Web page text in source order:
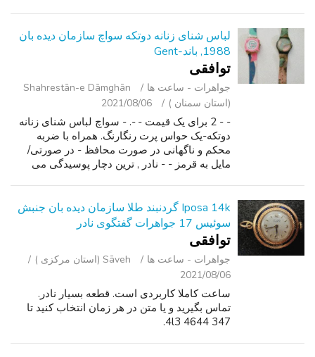
لباس شنای زنانه دوتکه سواچ سازمان دیده بان
1988, باند-Gent
توافقی
جواهرات - ساعت ‌ها
Shahrestān-e Dāmghān
(استان سمنان )
2021/08/06
- - 2 برای یک قیمت - -. - سواچ لباس شنای زنانه
دوتکه-یک حواس پرت رنگارنگ. همراه با ضربه
محکم و ناگهانی در صورت محافظ - در صورتی/
مایل به قرمز - - نادر , ترین دچار پوسیدگی می
Iposa 14k گردنبند طلا سازمان دیده بان جنبش
سوئیس 17 جواهرات گفتگوی نادر
توافقی
جواهرات - ساعت ‌ها
Sāveh (استان مرکزی )
2021/08/06
ساعت کاملا کاربردی است. قطعه بسیار نادر.
تماس بگیرید و یا متن در هر زمان انتخاب کنید تا
347 4l3 4644.